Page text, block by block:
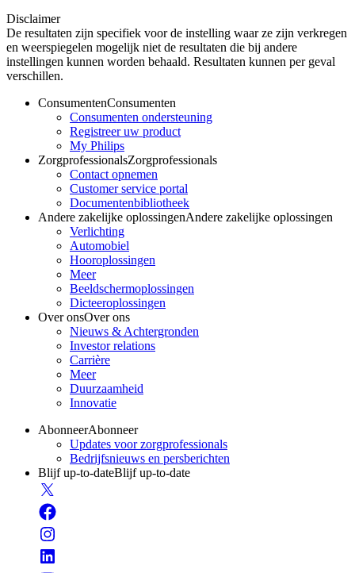
Disclaimer
De resultaten zijn specifiek voor de instelling waar ze zijn verkregen
en weerspiegelen mogelijk niet de resultaten die bij andere
instellingen kunnen worden behaald. Resultaten kunnen per geval
verschillen.
ConsumentenConsumenten
Consumenten ondersteuning
Registreer uw product
My Philips
ZorgprofessionalsZorgprofessionals
Contact opnemen
Customer service portal
Documentenbibliotheek
Andere zakelijke oplossingenAndere zakelijke oplossingen
Verlichting
Automobiel
Hooroplossingen
Meer
Beeldschermoplossingen
Dicteeroplossingen
Over onsOver ons
Nieuws & Achtergronden
Investor relations
Carrière
Meer
Duurzaamheid
Innovatie
AbonneerAbonneer
Updates voor zorgprofessionals
Bedrijfsnieuws en persberichten
Blijf up-to-dateBlijf up-to-date